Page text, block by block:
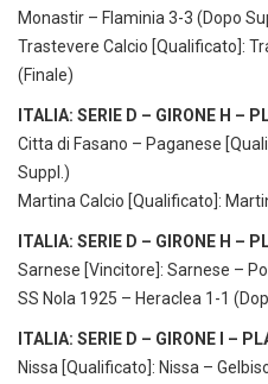
Monastir – Flaminia 3-3 (Dopo
Trastevere Calcio [Qualificato]:
(Finale)
ITALIA: SERIE D – GIRONE H –
Citta di Fasano – Paganese
Suppl.)
Martina Calcio [Qualificato]:
ITALIA: SERIE D – GIRONE H –
Sarnese [Vincitore]: Sarnese –
SS Nola 1925 – Heraclea 1-1
ITALIA: SERIE D – GIRONE I –
Nissa [Qualificato]: Nissa –